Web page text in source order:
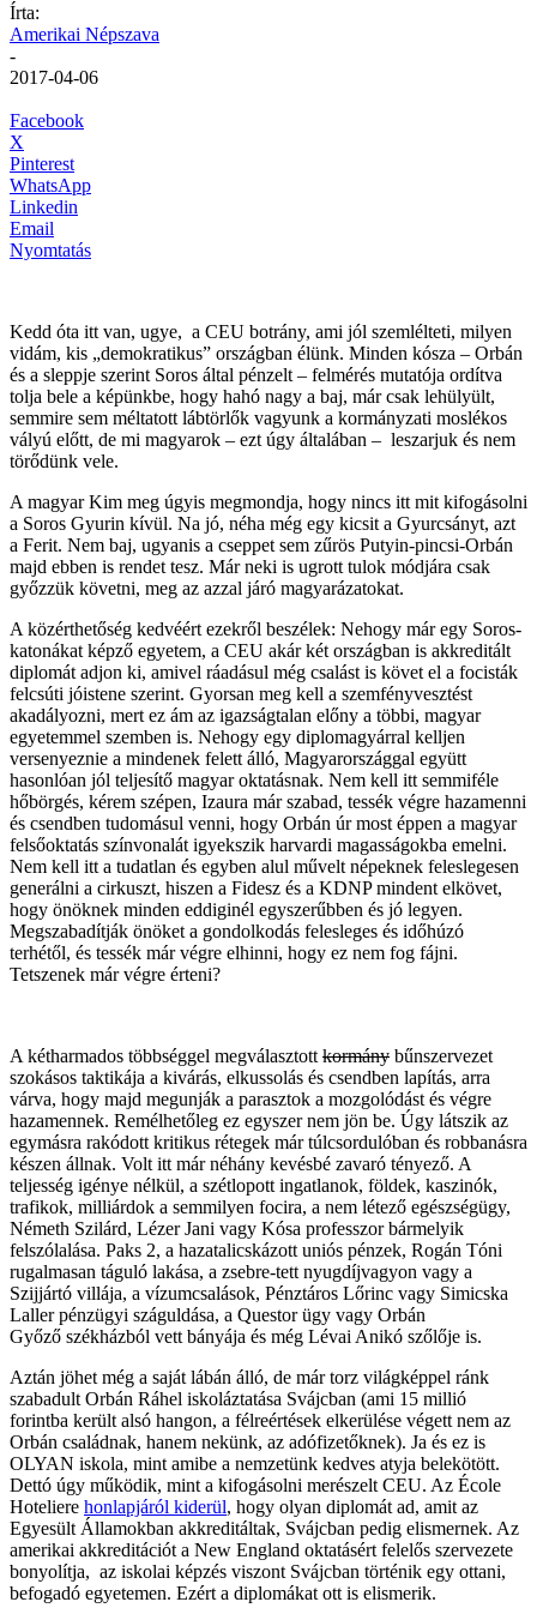
Írta:
Amerikai Népszava
-
2017-04-06
Facebook
X
Pinterest
WhatsApp
Linkedin
Email
Nyomtatás
Kedd óta itt van, ugye, a CEU botrány, ami jól szemlélteti, milyen
vidám, kis „demokratikus” országban élünk. Minden kósza – Orbán
és a sleppje szerint Soros által pénzelt – felmérés mutatója ordítva
tolja bele a képünkbe, hogy hahó nagy a baj, már csak lehülyült,
semmire sem méltatott lábtörlők vagyunk a kormányzati moslékos
vályú előtt, de mi magyarok – ezt úgy általában – leszarjuk és nem
törődünk vele.
A magyar Kim meg úgyis megmondja, hogy nincs itt mit kifogásolni
a Soros Gyurin kívül. Na jó, néha még egy kicsit a Gyurcsányt, azt
a Ferit. Nem baj, ugyanis a cseppet sem zűrös Putyin-pincsi-Orbán
majd ebben is rendet tesz. Már neki is ugrott tulok módjára csak
győzzük követni, meg az azzal járó magyarázatokat.
A közérthetőség kedvéért ezekről beszélek: Nehogy már egy Soros-
katonákat képző egyetem, a CEU akár két országban is akkreditált
diplomát adjon ki, amivel ráadásul még csalást is követ el a focisták
felcsúti jóistene szerint. Gyorsan meg kell a szemfényvesztést
akadályozni, mert ez ám az igazságtalan előny a többi, magyar
egyetemmel szemben is. Nehogy egy diplomagyárral kelljen
versenyeznie a mindenek felett álló, Magyarországgal együtt
hasonlóan jól teljesítő magyar oktatásnak. Nem kell itt semmiféle
hőbörgés, kérem szépen, Izaura már szabad, tessék végre hazamenni
és csendben tudomásul venni, hogy Orbán úr most éppen a magyar
felsőoktatás színvonalát igyekszik harvardi magasságokba emelni.
Nem kell itt a tudatlan és egyben alul művelt népeknek feleslegesen
generálni a cirkuszt, hiszen a Fidesz és a KDNP mindent elkövet,
hogy önöknek minden eddiginél egyszerűbben és jó legyen.
Megszabadítják önöket a gondolkodás felesleges és időhúzó
terhétől, és tessék már végre elhinni, hogy ez nem fog fájni.
Tetszenek már végre érteni?
A kétharmados többséggel megválasztott kormány bűnszervezet
szokásos taktikája a kivárás, elkussolás és csendben lapítás, arra
várva, hogy majd megunják a parasztok a mozgolódást és végre
hazamennek. Remélhetőleg ez egyszer nem jön be. Úgy látszik az
egymásra rakódott kritikus rétegek már túlcsordulóban és robbanásra
készen állnak. Volt itt már néhány kevésbé zavaró tényező. A
teljesség igénye nélkül, a szétlopott ingatlanok, földek, kaszinók,
trafikok, milliárdok a semmilyen focira, a nem létező egészségügy,
Németh Szilárd, Lézer Jani vagy Kósa professzor bármelyik
felszólalása. Paks 2, a hazatalicskázott uniós pénzek, Rogán Tóni
rugalmasan táguló lakása, a zsebre-tett nyugdíjvagyon vagy a
Szijjártó villája, a vízumcsalások, Pénztáros Lőrinc vagy Simicska
Laller pénzügyi száguldása, a Questor ügy vagy Orbán
Győző székházból vett bányája és még Lévai Anikó szőlője is.
Aztán jöhet még a saját lábán álló, de már torz világképpel ránk
szabadult Orbán Ráhel iskoláztatása Svájcban (ami 15 millió
forintba került alsó hangon, a félreértések elkerülése végett nem az
Orbán családnak, hanem nekünk, az adófizetőknek). Ja és ez is
OLYAN iskola, mint amibe a nemzetünk kedves atyja belekötött.
Dettó úgy működik, mint a kifogásolni merészelt CEU. Az École
Hoteliere honlapjáról kiderül, hogy olyan diplomát ad, amit az
Egyesült Államokban akkreditáltak, Svájcban pedig elismernek. Az
amerikai akkreditációt a New England oktatásért felelős szervezete
bonyolítja, az iskolai képzés viszont Svájcban történik egy ottani,
befogadó egyetemen. Ezért a diplomákat ott is elismerik.